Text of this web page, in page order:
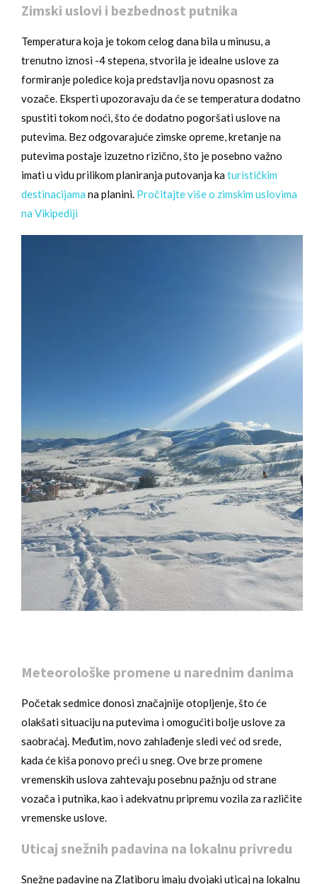
Zimski uslovi i bezbednost putnika
Temperatura koja je tokom celog dana bila u minusu, a
trenutno iznosi -4 stepena, stvorila je idealne uslove za
formiranje poledice koja predstavlja novu opasnost za
vozače. Eksperti upozoravaju da će se temperatura dodatno
spustiti tokom noći, što će dodatno pogoršati uslove na
putevima. Bez odgovarajuće zimske opreme, kretanje na
putevima postaje izuzetno rizično, što je posebno važno
imati u vidu prilikom planiranja putovanja katurističkim
destinacijama na planini. Pročitajte više o zimskim uslovima
na Vikipediji
Meteorološke promene u narednim danima
Početak sedmice donosi značajnije otopljenje, što će
olakšati situaciju na putevima i omogućiti bolje uslove za
saobraćaj. Međutim, novo zahlađenje sledi već od srede,
kada će kiša ponovo preći u sneg. Ove brze promene
vremenskih uslova zahtevaju posebnu pažnju od strane
vozača i putnika, kao i adekvatnu pripremu vozila za različite
vremenske uslove.
Uticaj snežnih padavina na lokalnu privredu
Snežne padavine na Zlatiboru imaju dvojaki uticaj na lokalnu